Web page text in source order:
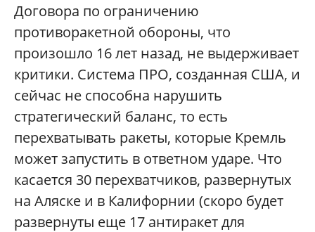
Договора по ограничению
противоракетной обороны, что
произошло 16 лет назад, не выдерживает
критики. Система ПРО, созданная США, и
сейчас не способна нарушить
стратегический баланс, то есть
перехватывать ракеты, которые Кремль
может запустить в ответном ударе. Что
касается 30 перехватчиков, развернутых
на Аляске и в Калифорнии (скоро будет
развернуты еще 17 антиракет для